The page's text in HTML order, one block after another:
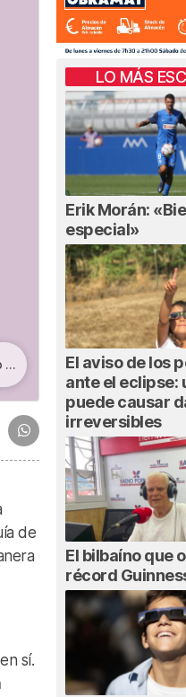
de
sí.
LO MÁS
Erik Morán:
especial»
El aviso de los
ante el eclipse:
puede causar
irreversibles
El bilbaíno que
récord